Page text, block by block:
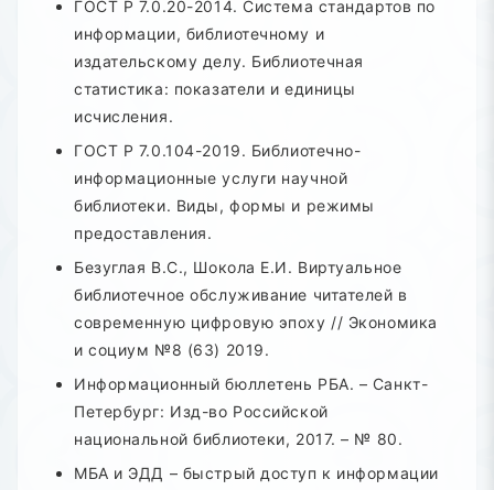
ГОСТ Р 7.0.20-2014. Система стандартов по
информации, библиотечному и
издательскому делу. Библиотечная
статистика: показатели и единицы
исчисления.
ГОСТ Р 7.0.104-2019. Библиотечно-
информационные услуги научной
библиотеки. Виды, формы и режимы
предоставления.
Безуглая В.С., Шокола Е.И. Виртуальное
библиотечное обслуживание читателей в
современную цифровую эпоху // Экономика
и социум №8 (63) 2019.
Информационный бюллетень РБА. – Санкт-
Петербург: Изд-во Российской
национальной библиотеки, 2017. – № 80.
МБА и ЭДД – быстрый доступ к информации